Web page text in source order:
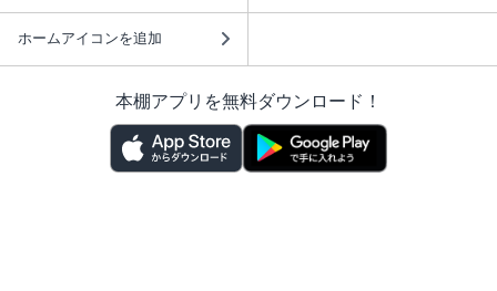
ホームアイコンを追加
本棚アプリを無料ダウンロード！